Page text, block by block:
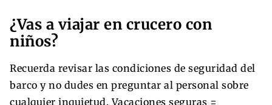
¿Vas a viajar en crucero con
niños?
Recuerda revisar las condiciones de seguridad del
barco y no dudes en preguntar al personal sobre
cualquier inquietud. Vacaciones seguras =